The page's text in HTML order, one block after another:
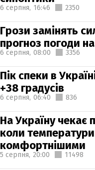
6 серпня, 16:46 2350
Грози замінять
прогноз погоди
6 серпня, 08:00 3356
Пік спеки в
+38 градусів
6 серпня, 06:40 836
На Україну чекає
коли
комфортнішими
5 серпня, 20:00 11498